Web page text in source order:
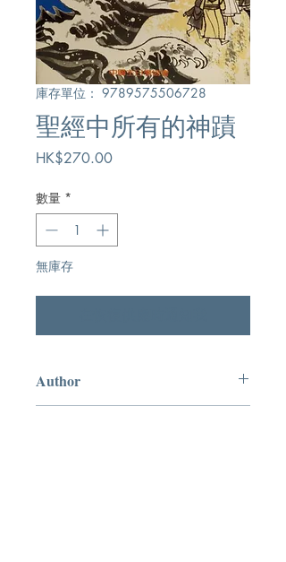
庫存單位： 9789575506728
聖經中所有的神蹟
HK$270.00價
數量 *
無庫存
Author